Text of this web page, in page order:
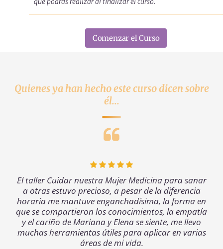
Comenzar el Curso
Quienes ya han hecho este curso dicen sobre
él...
El taller Cuidar nuestra Mujer Medicina para sanar
a otras estuvo precioso, a pesar de la diferencia
horaria me mantuve enganchadísima, la forma en
que se compartieron los conocimientos, la empatía
y el cariño de Mariana y Elena se siente, me llevo
muchas herramientas útiles para aplicar en varias
áreas de mi vida.